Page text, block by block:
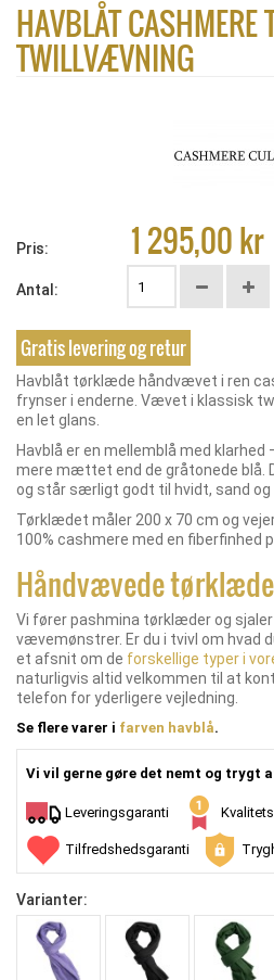
HAVBLÅT
TWILLVÆVNING
Pris: 1 295,00 kr
Antal:
Gratis levering og retur
Havblåt tørklæde håndvævet i ren
frynser i enderne. Vævet i klassisk
en let glans.
Havblå er en mellemblå med klarhed
mere mættet end de gråtonede blå.
og står særligt godt til hvidt, sand og
Tørklædet måler 200 x 70 cm og
100% cashmere med en fiberfinhed
Håndvævede
Vi fører pashmina tørklæder og
vævemønstrer. Er du i tvivl om hvad
et afsnit om de forskellige typer i
naturligvis altid velkommen til at
telefon for yderligere vejledning.
Se flere varer i farven havblå.
Vi vil gerne gøre det nemt og trygt
Leveringsgaranti
Tilfredshedsgaranti
Varianter: